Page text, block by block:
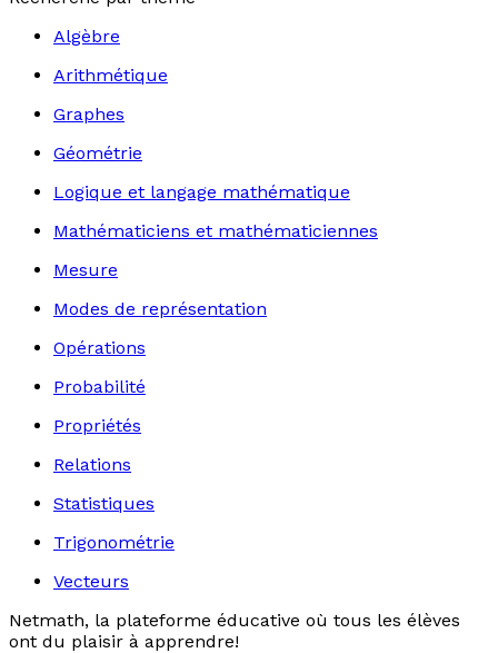
Algèbre
Arithmétique
Graphes
Géométrie
Logique et langage mathématique
Mathématiciens et mathématiciennes
Mesure
Modes de représentation
Opérations
Probabilité
Propriétés
Relations
Statistiques
Trigonométrie
Vecteurs
Netmath, la plateforme éducative où tous les élèves
ont du plaisir à apprendre!